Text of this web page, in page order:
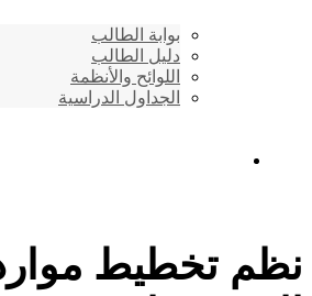
بوابة الطالب
دليل الطالب
اللوائح والأنظمة
الجداول الدراسية
نظم تخطيط